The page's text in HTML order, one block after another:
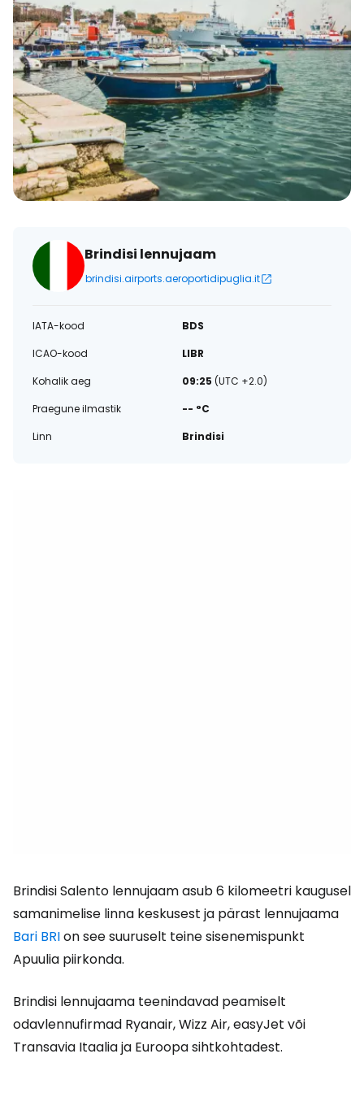
Brindisi lennujaam
brindisi.airports.aeroportidipuglia.it
IATA-kood
BDS
ICAO-kood
LIBR
Kohalik aeg
09:25 (UTC +2.0)
Praegune ilmastik
-- °C
Linn
Brindisi
Brindisi Salento lennujaam asub 6 kilomeetri kaugusel
samanimelise linna keskusest ja pärast lennujaama
Bari BRIon see suuruselt teine sisenemispunkt
Apuulia piirkonda.
Brindisi lennujaama teenindavad peamiselt
odavlennufirmad Ryanair, Wizz Air, easyJet või
Transavia Itaalia ja Euroopa sihtkohtadest.